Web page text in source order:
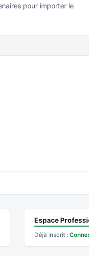
pour importer le
Espace
Déjà inscrit :